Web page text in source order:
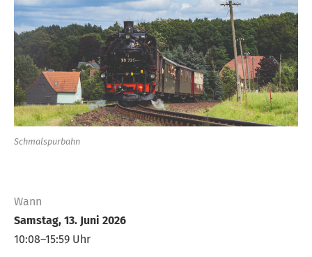
Schmalspurbahn
Wann
Samstag, 13. Juni 2026
10:08–15:59 Uhr